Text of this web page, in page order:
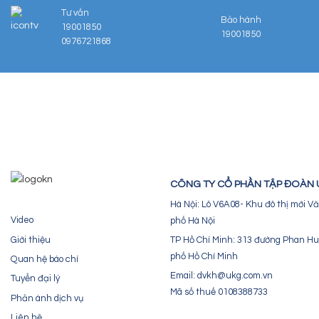
Tư vấn
19001850
0976721868
Bảo hành
19001850
Video
Giới thiệu
Quan hệ báo chí
Tuyển đại lý
Phản ánh dịch vụ
CÔNG TY CỔ PHẦN TẬP ĐOÀN
Hà Nội: Lô V6A08- Khu đô thị mới
phố Hà Nội
TP Hồ Chí Minh: 313 đường Phan
phố Hồ Chí Minh
Email: dvkh@ukg.com.vn
Mã số thuế 0108388733